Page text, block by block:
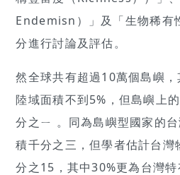
Endemisn）」及「生物稀有
分進行討論及評估。
然全球共有超過10萬個島嶼
陸域面積不到5%，但島嶼上
分之ㄧ 。同為島嶼型國家的
積千分之三，但學者估計台
分之15，其中30%更為台灣